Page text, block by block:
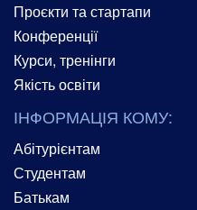
Проєкти та стартапи
Конференції
Курси, тренінги
Якість освіти
ІНФОРМАЦІЯ КОМУ:
Абітурієнтам
Студентам
Батькам